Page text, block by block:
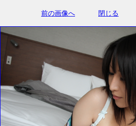
前の画像へ 閉じる